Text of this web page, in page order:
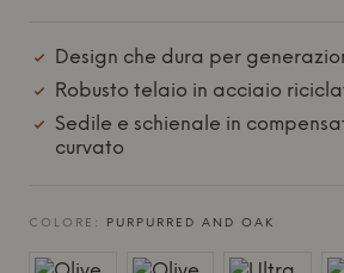
Design che dura per
Robusto telaio in acciaio
Sedile e schienale in
curvato
COLORE: PURPURRED AND OAK